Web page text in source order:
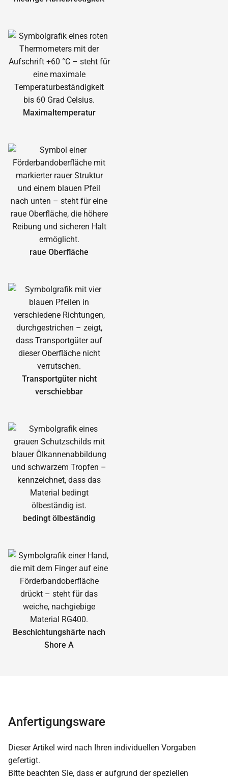
Maximal­temperatur
raue Oberfläche
Transportgüter nicht
verschiebbar
bedingt ölbeständig
Beschichtungshärte nach
Shore A
Anfertigungsware
Dieser Artikel wird nach Ihren individuellen Vorgaben
gefertigt.
Bitte beachten Sie, dass er aufgrund der speziellen